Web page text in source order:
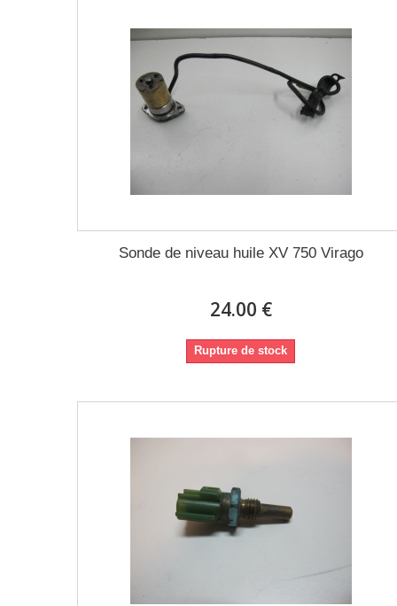
Sonde de niveau huile XV 750 Virago
24.00 €
Rupture de stock